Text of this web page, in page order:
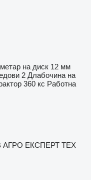
на диск 12 мм
2 Длабочина на
360 кс Работна
АГРО ЕКСПЕРТ ТЕХ